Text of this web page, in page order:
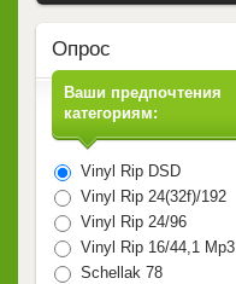
Опрос
Ваши предпочтения
категориям:
Vinyl Rip DSD
Vinyl Rip 24(32f)/192
Vinyl Rip 24/96
Vinyl Rip 16/44,1 Mp3
Schellak 78